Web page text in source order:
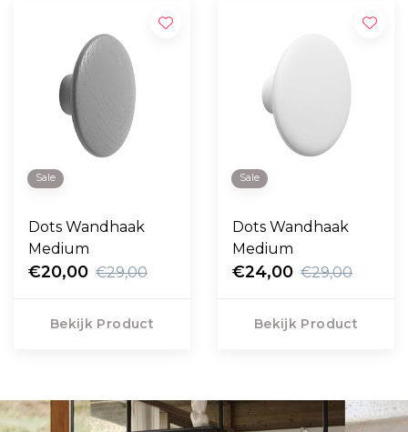
Sale
Dots Wandhaak
Medium
€20,00 €29,00
Bekijk Product
Sale
Dots Wandhaak
Medium
€24,00 €29,00
Bekijk Product